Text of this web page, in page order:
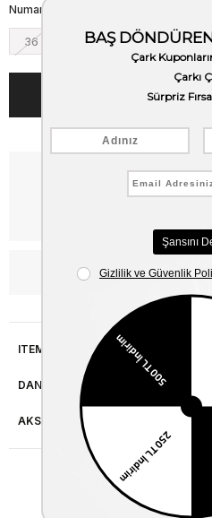
Numara
36 37 38 39
Critical Stock
ITEM FEATURES
DANIŞMA HATTI
AKSESUAR ONARIMI
Similar